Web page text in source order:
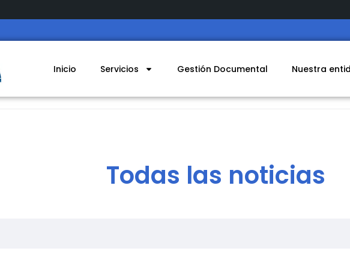
Inicio Servicios Gestión Documental Nuestra
Todas las noticias